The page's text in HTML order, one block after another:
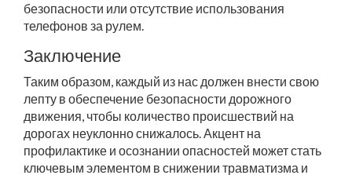
безопасности или отсутствие использования
телефонов за рулем.
Заключение
Таким образом, каждый из нас должен внести свою
лепту в обеспечение безопасности дорожного
движения, чтобы количество происшествий на
дорогах неуклонно снижалось. Акцент на
профилактике и осознании опасностей может стать
ключевым элементом в снижении травматизма и